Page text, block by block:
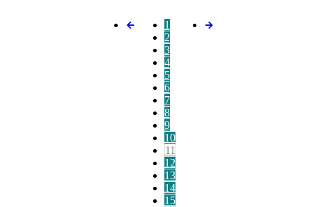
1
2
3
4
5
6
7
8
9
10
11
12
13
14
15